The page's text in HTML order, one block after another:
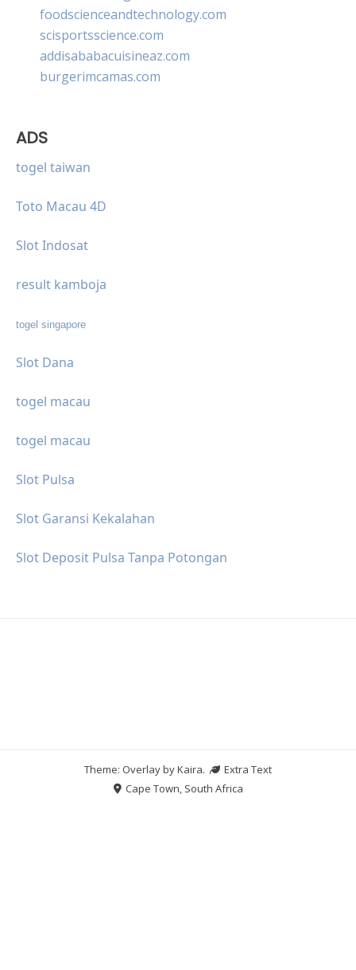
foodscienceandtechnology.com
scisportsscience.com
addisababacuisineaz.com
burgerimcamas.com
ADS
togel taiwan
Toto Macau 4D
Slot Indosat
result kamboja
togel singapore
Slot Dana
togel macau
togel macau
Slot Pulsa
Slot Garansi Kekalahan
Slot Deposit Pulsa Tanpa Potongan
Theme: Overlay byKaira.
Extra Text
Cape Town, South Africa